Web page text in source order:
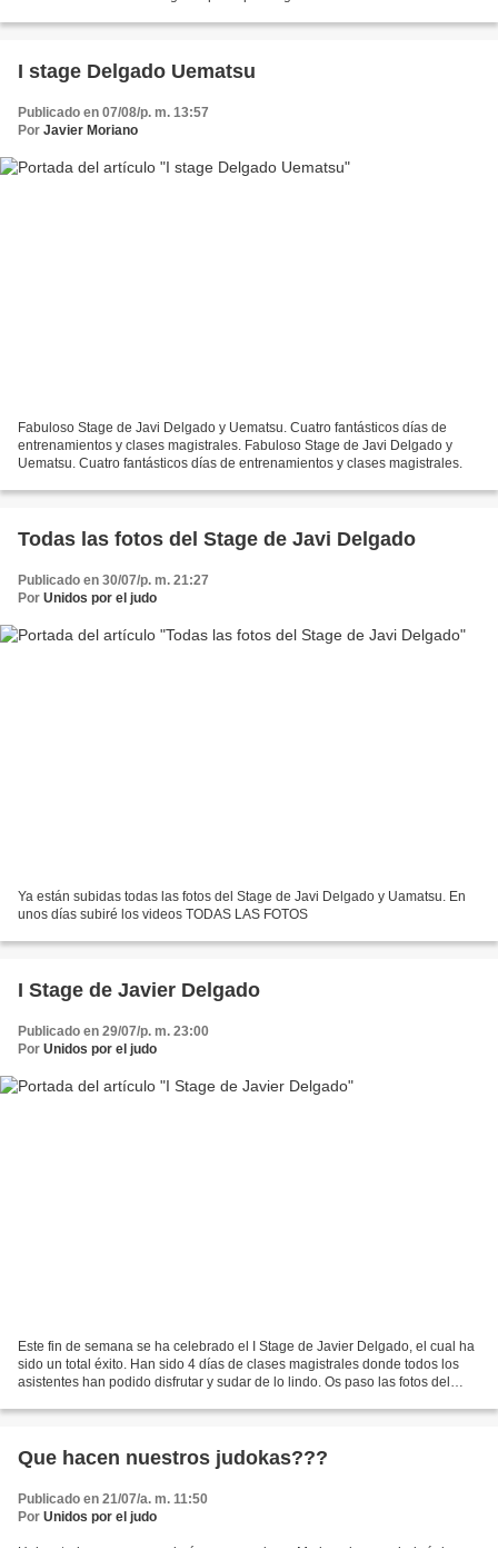
I stage Delgado Uematsu
Publicado en 07/08/p. m. 13:57
Por Javier Moriano
Fabuloso Stage de Javi Delgado y Uematsu. Cuatro fantásticos días de
entrenamientos y clases magistrales. Fabuloso Stage de Javi Delgado y
Uematsu. Cuatro fantásticos días de entrenamientos y clases magistrales.
Todas las fotos del Stage de Javi Delgado
Publicado en 30/07/p. m. 21:27
Por Unidos por el judo
Ya están subidas todas las fotos del Stage de Javi Delgado y Uamatsu. En
unos días subiré los videos TODAS LAS FOTOS
I Stage de Javier Delgado
Publicado en 29/07/p. m. 23:00
Por Unidos por el judo
Este fin de semana se ha celebrado el I Stage de Javier Delgado, el cual ha
sido un total éxito. Han sido 4 días de clases magistrales donde todos los
asistentes han podido disfrutar y sudar de lo lindo. Os paso las fotos del
Que hacen nuestros judokas???
Publicado en 21/07/a. m. 11:50
Por Unidos por el judo